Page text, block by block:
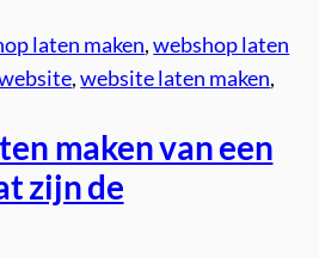
laten maken, webshop laten
, website laten maken
maken van een
zijn de